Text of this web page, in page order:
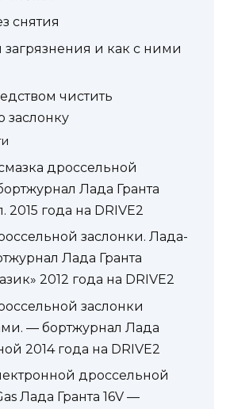
снятия
и как с ними
чистить
заслонку
дроссельной
Лада Гранта
2015 года на DRIVE2
заслонки. Лада-
Лада Гранта
2012 года на DRIVE2
заслонки
— бортжурнал Лада
2014 года на DRIVE2
дроссельной
Лада Гранта 16V —